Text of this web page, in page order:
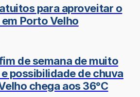
para aproveitar o
Porto Velho
de semana de muito
possibilidade de chuva
chega aos 36°C